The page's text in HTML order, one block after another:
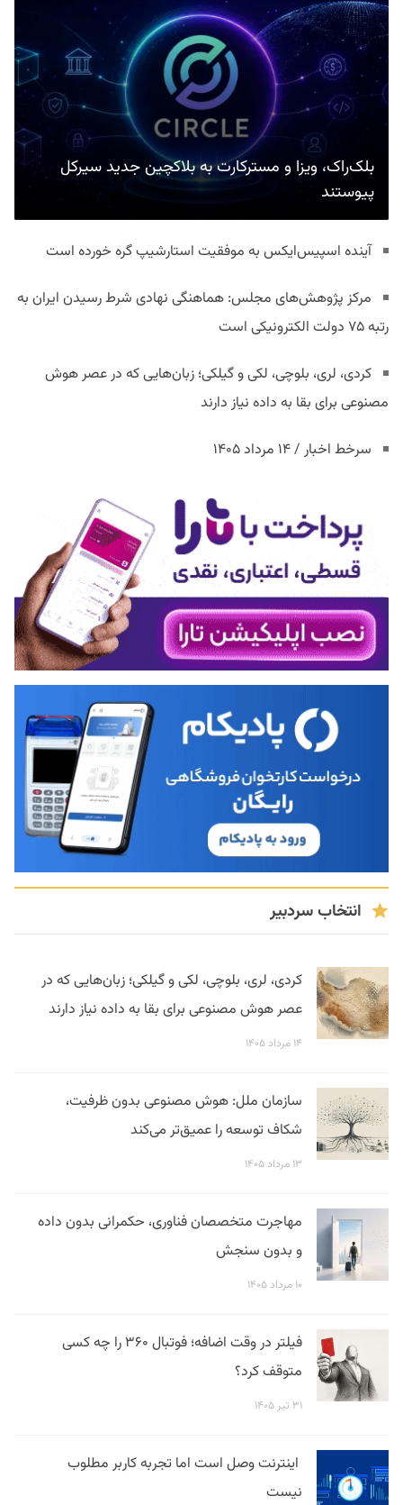
بلک‌راک، ویزا و مسترکارت به بلاکچین جدید سیرکل
پیوستند
آینده اسپیس‌ایکس به موفقیت استارشیپ گره خورده است
مرکز پژوهش‌های مجلس: هماهنگی نهادی شرط رسیدن ایران به
رتبه ۷۵ دولت الکترونیکی است
کردی، لری، بلوچی، لکی و گیلکی؛ زبان‌هایی که در عصر هوش
مصنوعی برای بقا به داده نیاز دارند
سرخط اخبار / ۱۴ مرداد ۱۴۰۵
انتخاب سردبیر
کردی، لری، بلوچی، لکی و گیلکی؛ زبان‌هایی که در
عصر هوش مصنوعی برای بقا به داده نیاز دارند
۱۴ مرداد ۱۴۰۵
سازمان ملل: هوش مصنوعی بدون ظرفیت،
شکاف توسعه را عمیق‌تر می‌کند
۱۳ مرداد ۱۴۰۵
مهاجرت متخصصان فناوری، حکمرانی بدون داده
و بدون سنجش
۱۰ مرداد ۱۴۰۵
فیلتر در وقت اضافه؛ فوتبال ۳۶۰ را چه کسی
متوقف کرد؟
۳۱ تیر ۱۴۰۵
اینترنت وصل است اما تجربه کاربر مطلوب
نیست